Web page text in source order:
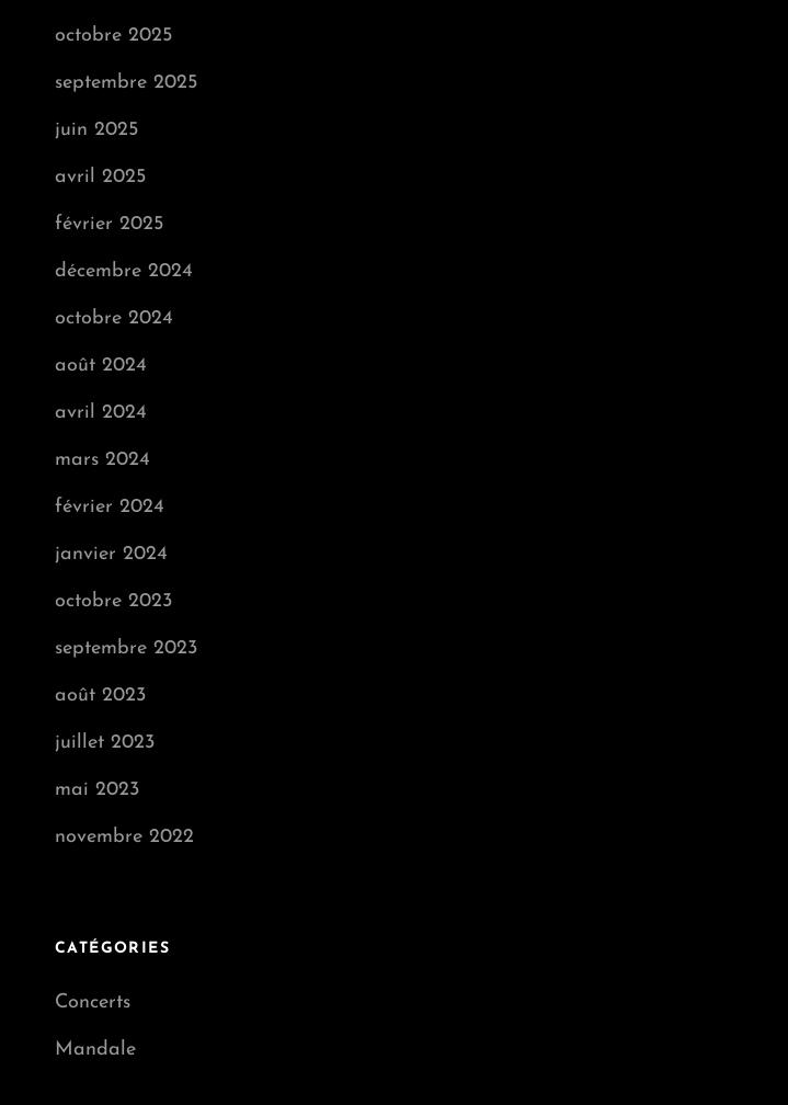
octobre 2025
septembre 2025
juin 2025
avril 2025
février 2025
décembre 2024
octobre 2024
août 2024
avril 2024
mars 2024
février 2024
janvier 2024
octobre 2023
septembre 2023
août 2023
juillet 2023
mai 2023
novembre 2022
CATÉGORIES
Concerts
Mandale